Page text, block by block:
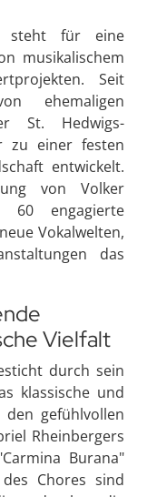
steht für eine
musikalischem
Seit
ehemaligen
St. Hedwigs-
zu einer festen
entwickelt.
von Volker
60 engagierte
Vokalwelten,
das
Vielfalt
durch sein
klassische und
gefühlvollen
Rheinbergers
Burana"
Chores sind